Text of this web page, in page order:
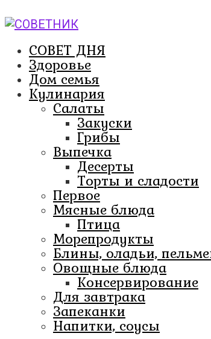
к
СОВЕТ ДНЯ
Здоровье
Дом семья
Кулинария
Салаты
Закуски
Грибы
Выпечка
Десерты
Торты и сладости
Первое
Мясные блюда
Птица
Морепродукты
Блины, оладьи,
Овощные блюда
Консервирование
Для завтрака
Запеканки
Напитки, соусы